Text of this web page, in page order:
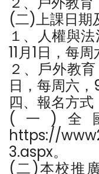
(二)上課日期
１、人權與
11月1日，每
２、戶外教
日，每周六，
四、報名方式
(一)全
https://
3.aspx。
(二)本校推